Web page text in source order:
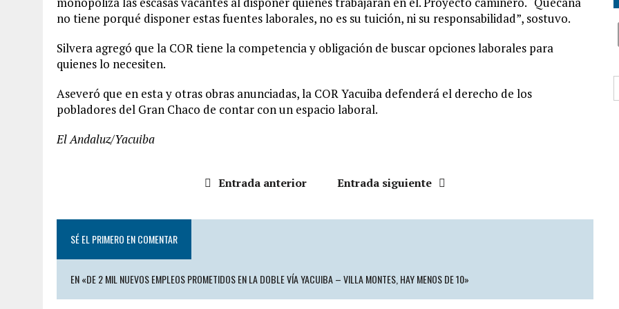
no tiene porqué disponer estas fuentes laborales, no es su tuición, ni su responsabilidad”, sostuvo.
Silvera agregó que la COR tiene la competencia y obligación de buscar opciones laborales para
quienes lo necesiten.
Aseveró que en esta y otras obras anunciadas, la COR Yacuiba defenderá el derecho de los
pobladores del Gran Chaco de contar con un espacio laboral.
El Andaluz/Yacuiba
Entrada anterior Entrada siguiente
SÉ EL PRIMERO EN COMENTAR
EN «DE 2 MIL NUEVOS EMPLEOS PROMETIDOS EN LA DOBLE VÍA YACUIBA – VILLA MONTES, HAY MENOS DE 10»